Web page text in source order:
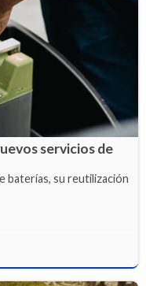
servicios de
baterías, su reutilización